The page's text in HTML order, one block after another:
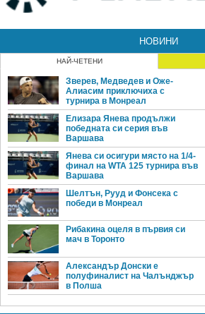
НОВИНИ
НАЙ-ЧЕТЕНИ
Зверев, Медведев и Оже-
Алиасим приключиха с
турнира в Монреал
Елизара Янева продължи
победната си серия във
Варшава
Янева си осигури място на 1/4-
финал на WTA 125 турнира във
Варшава
Шелтън, Рууд и Фонсека с
победи в Монреал
Рибакина оцеля в първия си
мач в Торонто
Александър Донски е
полуфиналист на Чалънджър
в Полша